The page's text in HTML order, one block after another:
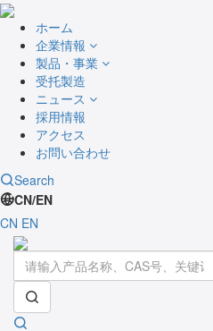
ホーム
企業情報
製品・事業
受托製造
ニュース
採用情報
アクセス
お問い合わせ
Search
CN/EN
CN EN